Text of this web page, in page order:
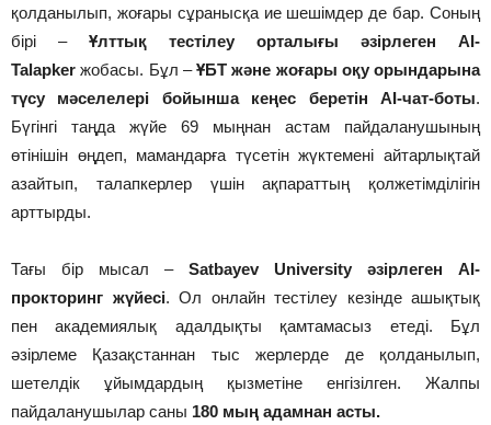
қолданылып, жоғары сұранысқа ие шешімдер де бар. Соның
бірі – Ұлттық тестілеу орталығы әзірлеген AI-
Talapker жобасы. Бұл –ҰБТ және жоғары оқу орындарына
түсу мәселелері бойынша кеңес беретін AI-чат-боты.
Бүгінгі таңда жүйе 69 мыңнан астам пайдаланушының
өтінішін өңдеп, мамандарға түсетін жүктемені айтарлықтай
азайтып, талапкерлер үшін ақпараттың қолжетімділігін
арттырды.
Тағы бір мысал – Satbayev University әзірлеген AI-
прокторинг жүйесі. Ол онлайн тестілеу кезінде ашықтық
пен академиялық адалдықты қамтамасыз етеді. Бұл
әзірлеме Қазақстаннан тыс жерлерде де қолданылып,
шетелдік ұйымдардың қызметіне енгізілген. Жалпы
пайдаланушылар саны 180 мың адамнан асты.